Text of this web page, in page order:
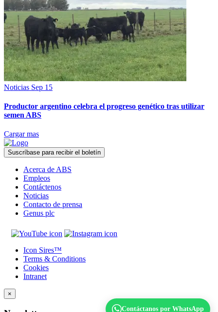
Noticias Sep 15
Productor argentino celebra el progreso genético tras utilizar
semen ABS
Cargar mas
Suscríbase para recibir el boletín
Acerca de ABS
Empleos
Contáctenos
Noticias
Contacto de prensa
Genus plc
Icon Sires™
Terms & Conditions
Cookies
Intranet
×
Contáctanos por WhatsApp